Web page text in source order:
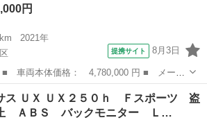
円
2021年
提携サイト 8月3日
名： ＲＸ ■ グレード名： ＲＸ４５０
ヘッドランプ バックカメラ 革シート
ス ＵＸ ＵＸ２５０ｈ Ｆスポーツ 盗
ＡＢＳ バックモニター Ｌ…